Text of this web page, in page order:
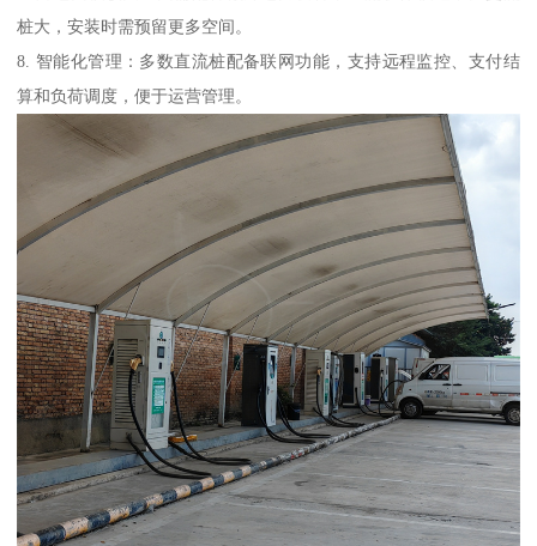
桩大，安装时需预留更多空间。
8. 智能化管理：多数直流桩配备联网功能，支持远程监控、支付结
算和负荷调度，便于运营管理。